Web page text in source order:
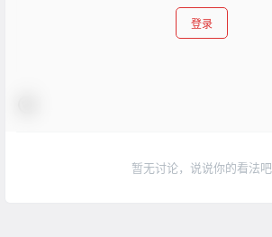
登录
暂无讨论，说说你的看法吧